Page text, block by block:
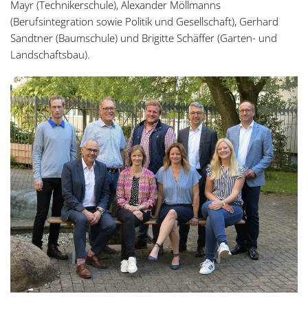
Mayr (Technikerschule), Alexander Möllmanns
(Berufsintegration sowie Politik und Gesellschaft), Gerhard
Sandtner (Baumschule) und Brigitte Schäffer (Garten- und
Landschaftsbau).